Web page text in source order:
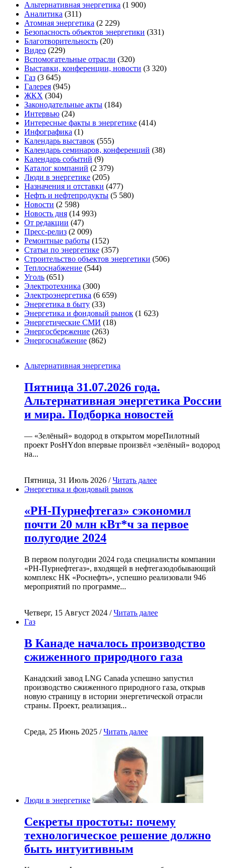
Альтернативная энергетика (1 900)
Аналитика (311)
Атомная энергетика (2 229)
Безопасность объектов энергетики (331)
Благотворительность (20)
Видео (229)
Вспомогательные отрасли (320)
Выставки, конференции, новости (3 320)
Газ (3 645)
Галерея (945)
ЖКХ (304)
Законодательные акты (184)
Интервью (24)
Интересные факты в энергетике (414)
Инфографика (1)
Календарь выставок (555)
Календарь семинаров, конференций (38)
Календарь событий (9)
Каталог компаний (2 379)
Люди в энергетике (205)
Назначения и отставки (477)
Нефть и нефтепродукты (5 580)
Новости (2 598)
Новость дня (14 993)
От редакции (47)
Пресс-релиз (2 009)
Ремонтные работы (152)
Статьи по энергетике (357)
Строительство объектов энергетики (506)
Теплоснабжение (544)
Уголь (651)
Электротехника (300)
Электроэнергетика (6 659)
Энергетика в быту (33)
Энергетика и фондовый рынок (1 623)
Энергетические СМИ (18)
Энергосбережение (263)
Энергоснабжение (862)
Альтернативная энергетика
Пятница 31.07.2026 года.
Альтернативная энергетика России
и мира. Подборка новостей
— «Зелёный» водород в открытом мореПилотный
проект PosHYdon впервые произвёл «зелёный» водород
на...
Пятница, 31 Июль 2026 /Читать далее
Энергетика и фондовый рынок
«РН-Пурнефтегаз» сэкономил
почти 20 млн кВт*ч за первое
полугодие 2024
В первом полугодии 2024 года специалисты компании
«РН-Пурнефтегаз», входящей в нефтегазодобывающий
комплекс НК «Роснефть», успешно реализовали 946
мероприятий по программе...
Четверг, 15 Август 2024 /Читать далее
Газ
В Канаде началось производство
сжиженного природного газа
Канадский завод LNG Canada успешно запустил
производство сжиженного природного газа, открыв
новую страницу в истории энергетической отрасли
страны. Проект, реализация...
Среда, 25 Июнь 2025 /Читать далее
Люди в энергетике
Секреты простоты: почему
технологическое решение должно
быть интуитивным